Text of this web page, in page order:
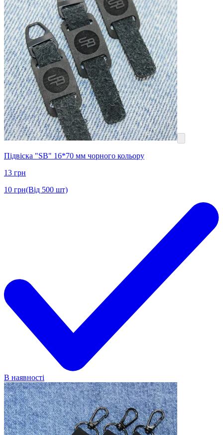
Підвіска "SB" 16*70 мм чорного кольору
13 грн
10 грн(Від 500 шт)
В наявності